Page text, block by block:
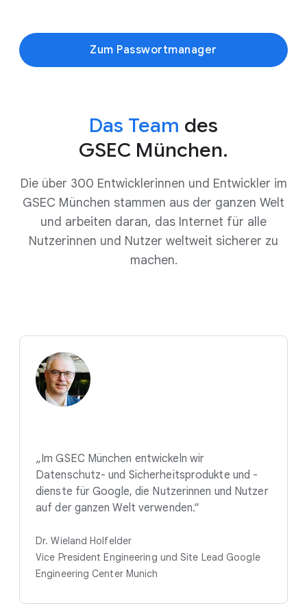
Zum Passwortmanager
Das Team des
GSEC München.
Die über 300 Entwicklerinnen und Entwickler im
GSEC München stammen aus der ganzen Welt
und arbeiten daran, das Internet für alle
Nutzerinnen und Nutzer weltweit sicherer zu
machen.
„Im GSEC München entwickeln wir
Datenschutz- und Sicherheitsprodukte und -
dienste für Google, die Nutzerinnen und Nutzer
auf der ganzen Welt verwenden.“
Dr. Wieland Holfelder
Vice President Engineering und Site Lead Google
Engineering Center Munich